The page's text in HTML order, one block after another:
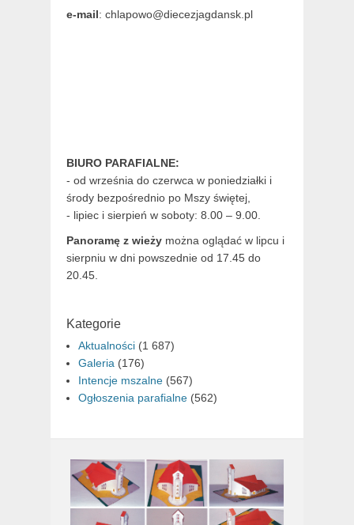
e-mail: chlapowo@diecezjagdansk.pl
BIURO PARAFIALNE:
- od września do czerwca w poniedziałki i
środy bezpośrednio po Mszy świętej,
- lipiec i sierpień w soboty: 8.00 – 9.00.
Panoramę z wieży można oglądać w lipcu i
sierpniu w dni powszednie od 17.45 do
20.45.
Kategorie
Aktualności (1 687)
Galeria (176)
Intencje mszalne (567)
Ogłoszenia parafialne (562)